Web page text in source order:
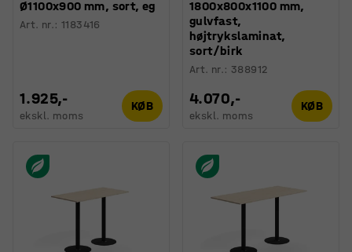
Ø1100x900 mm, sort, eg
Art. nr.:1183416
1.925,-
ekskl. moms
KØB
1800x800x1100 mm,
gulvfast,
højtrykslaminat,
sort/birk
Art. nr.: 388912
4.070,-
ekskl. moms
KØB